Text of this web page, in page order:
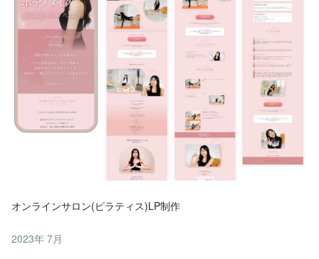
オンラインサロン(ピラティス)LP制作
2023年 7月